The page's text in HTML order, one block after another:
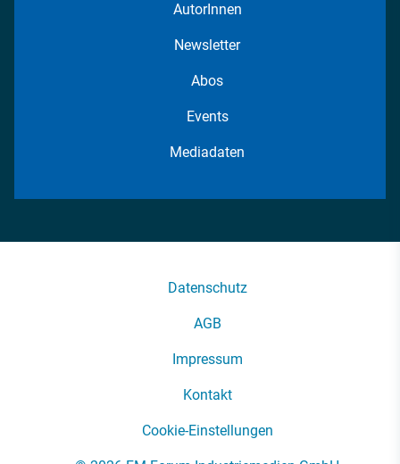
AutorInnen
Newsletter
Abos
Events
Mediadaten
Datenschutz
AGB
Impressum
Kontakt
Cookie-Einstellungen